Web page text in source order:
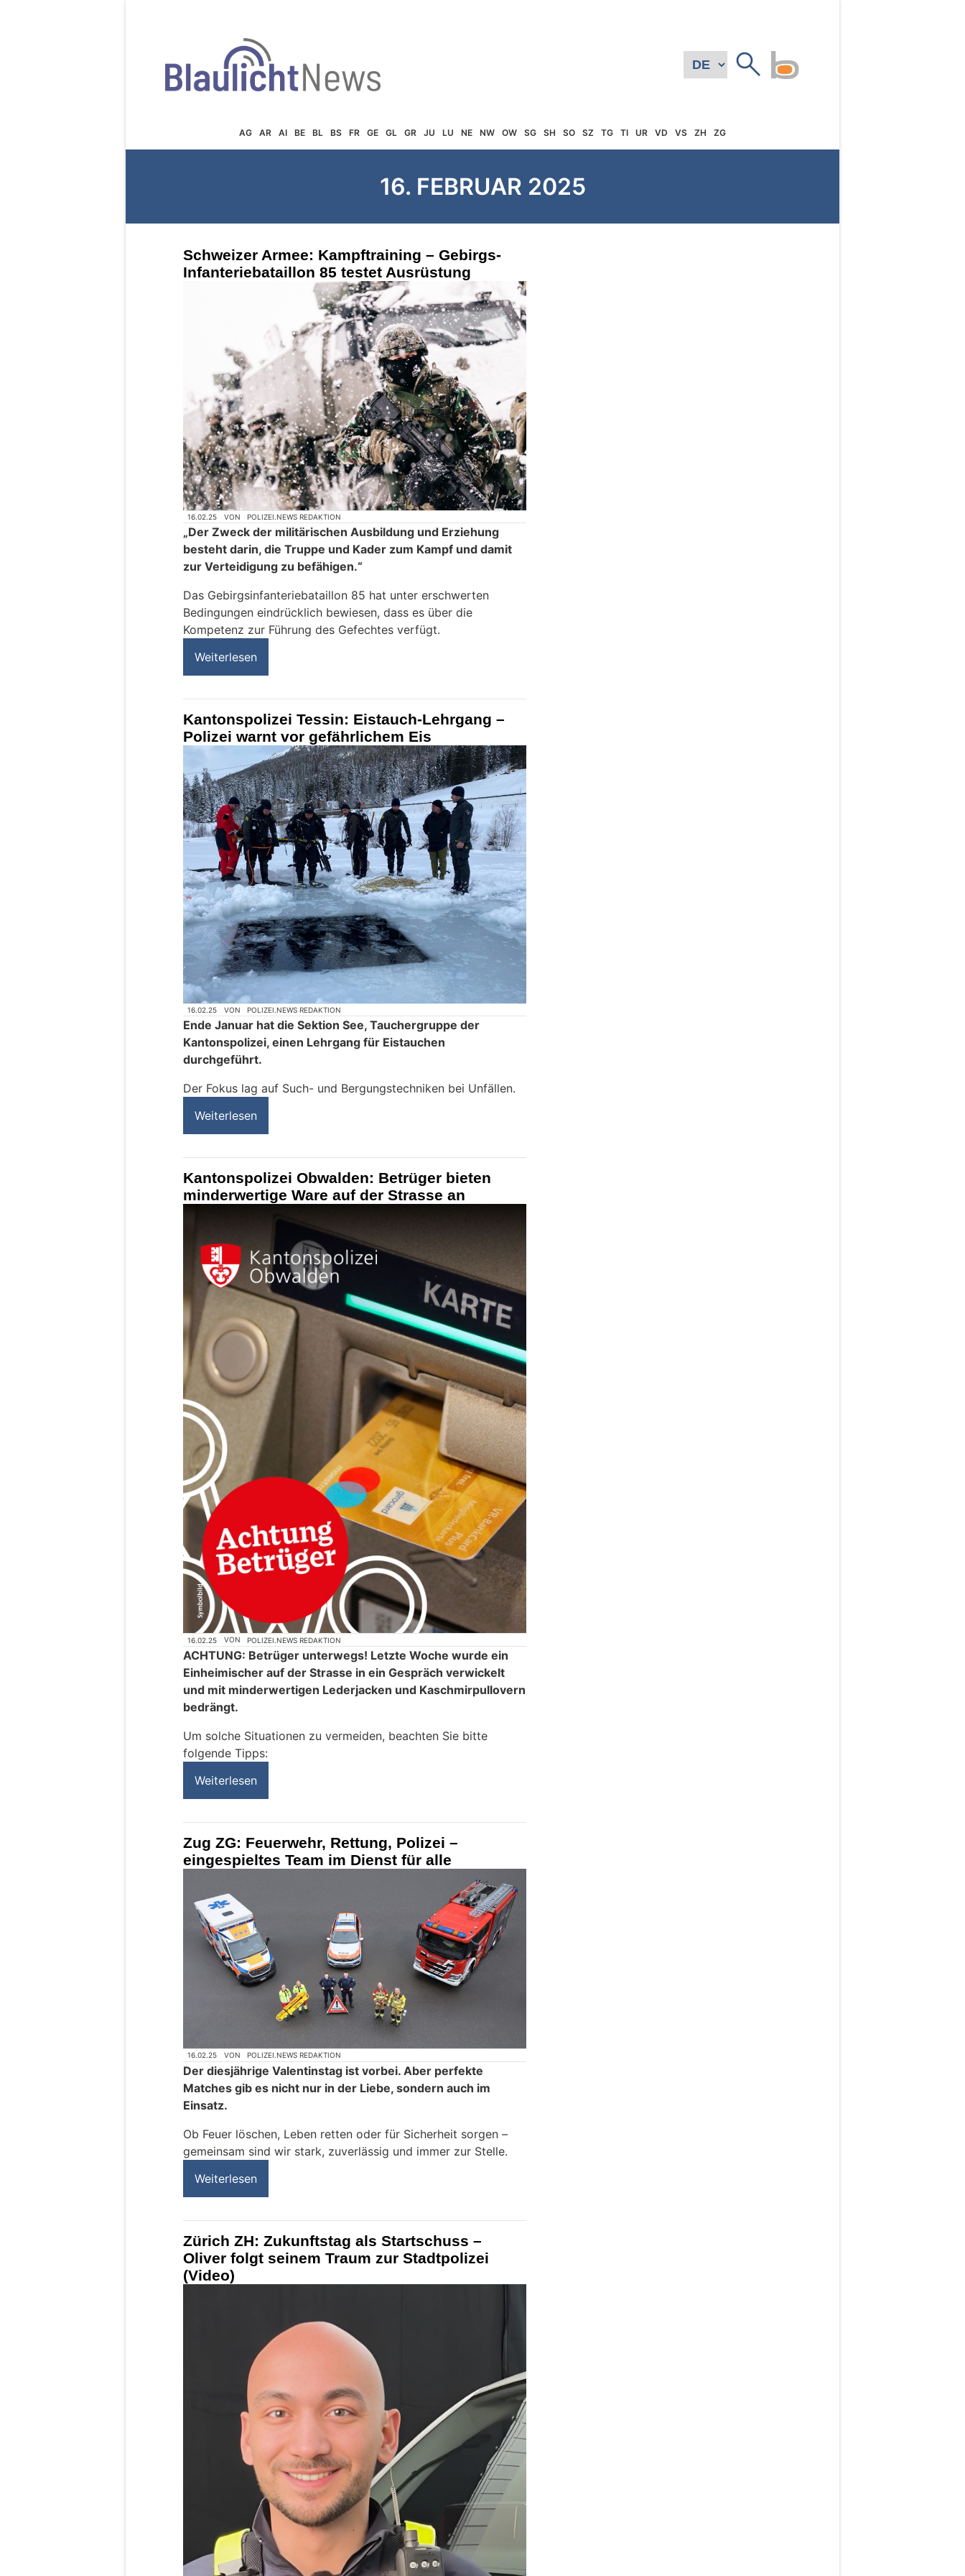
AG AR AI BE BL BS FR GE GL GR JU LU NE NW OW SG SH SO SZ TG TI UR VD VS ZH ZG
16. FEBRUAR 2025
Schweizer Armee: Kampftraining – Gebirgs-
Infanteriebataillon 85 testet Ausrüstung
16.02.25 VON POLIZEI.NEWS REDAKTION
„Der Zweck der militärischen Ausbildung und Erziehung
besteht darin, die Truppe und Kader zum Kampf und damit
zur Verteidigung zu befähigen.“
Das Gebirgsinfanteriebataillon 85 hat unter erschwerten
Bedingungen eindrücklich bewiesen, dass es über die
Kompetenz zur Führung des Gefechtes verfügt.
Weiterlesen
Kantonspolizei Tessin: Eistauch-Lehrgang –
Polizei warnt vor gefährlichem Eis
16.02.25 VON POLIZEI.NEWS REDAKTION
Ende Januar hat die Sektion See, Tauchergruppe der
Kantonspolizei, einen Lehrgang für Eistauchen
durchgeführt.
Der Fokus lag auf Such- und Bergungstechniken bei Unfällen.
Weiterlesen
Kantonspolizei Obwalden: Betrüger bieten
minderwertige Ware auf der Strasse an
16.02.25 VON POLIZEI.NEWS REDAKTION
ACHTUNG: Betrüger unterwegs! Letzte Woche wurde ein
Einheimischer auf der Strasse in ein Gespräch verwickelt
und mit minderwertigen Lederjacken und Kaschmirpullovern
bedrängt.
Um solche Situationen zu vermeiden, beachten Sie bitte
folgende Tipps:
Weiterlesen
Zug ZG: Feuerwehr, Rettung, Polizei –
eingespieltes Team im Dienst für alle
16.02.25 VON POLIZEI.NEWS REDAKTION
Der diesjährige Valentinstag ist vorbei. Aber perfekte
Matches gib es nicht nur in der Liebe, sondern auch im
Einsatz.
Ob Feuer löschen, Leben retten oder für Sicherheit sorgen –
gemeinsam sind wir stark, zuverlässig und immer zur Stelle.
Weiterlesen
Zürich ZH: Zukunftstag als Startschuss –
Oliver folgt seinem Traum zur Stadtpolizei
(Video)